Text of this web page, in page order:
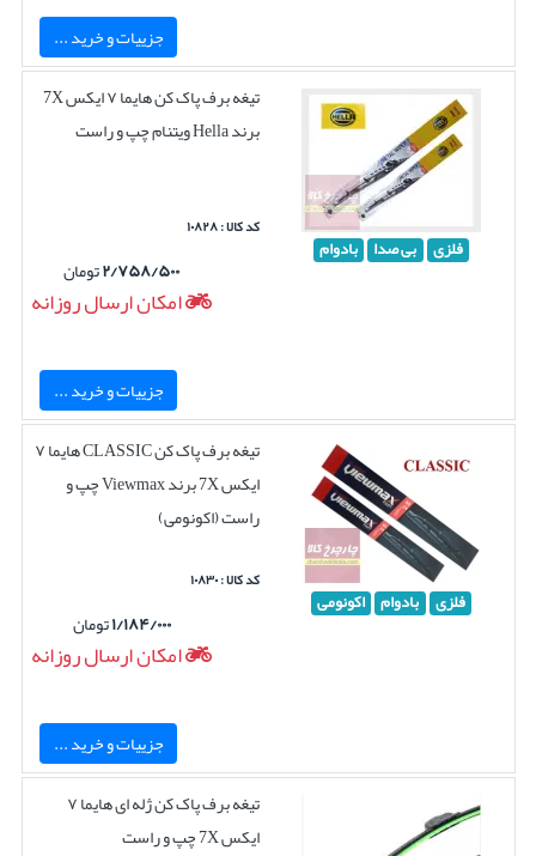
جزییات و خرید ...
فلزی بی صدا بادوام
تیغه برف پاک کن هایما ۷ ایکس 7X
برند Hella ویتنام چپ و راست
کد کالا : ۱۰۸۲۸
۲/۷۵۸/۵۰۰تومان
امکان ارسال روزانه
جزییات و خرید ...
فلزی بادوام اکونومی
تیغه برف پاک کن CLASSIC هایما ۷
ایکس 7X برند Viewmax چپ و
راست (اکونومی)
کد کالا : ۱۰۸۳۰
۱/۱۸۴/۰۰۰تومان
امکان ارسال روزانه
جزییات و خرید ...
تیغه برف پاک کن ژله ای هایما ۷
ایکس 7X چپ و راست